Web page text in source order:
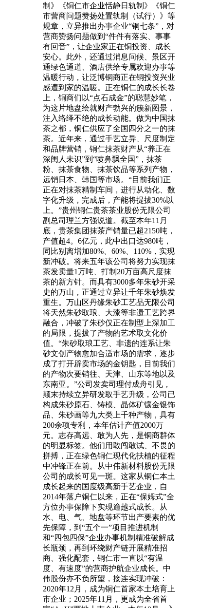
制》《铜仁市企业恬静日轨制》《铜仁
市营商问题赞扬处置轨制（试行）》等
规章，立异推出办事企业“铜七条”，对
营商赞扬问题做到“件件有落实、事事
有回音”，让企业家正在铜投资、成长
安心。此外，还通过消息问候、景区开
通绿色通道、酒店供给专属欢迎办事等
温暖行动，让泛博铜商正在铜投资兴业
感遭到家的温暖。正在铜仁的成长长卷
上，铜商们以“点石成金”的聪慧妙笔，
为这片地盘绘就财产勃兴的簇新图景，
注入络绎不绝的成长动能。做为中国抹
茶之都，铜仁供应了全国四分之一的抹
茶。近年来，通过手艺立异、尺度制定
和品牌营销，铜仁抹茶财产从“养正在
深闺人未识”到“喷鼻飘全国”，抹茶
粉、抹茶食物、抹茶饮品等系列产物，
远销日本、韩国等市场。“目前我们正
正在对抹茶精制车间，进行从动化、数
字化升级，完成后，产能将提拔30%以
上。”贵州铜仁贵茶茶业股份无限公司
副总司理兰方强说道。截至本年11月
底，贵茶集团抹茶产销量已超2150吨，
产值超4。6亿元，此中出口达980吨，
同比别离增加80%、60%、110%，实现
新冲破。将来五年该公司将努力实现抹
茶发卖量1万吨、打制20万亩高尺度抹
茶的新方针。而具有3000多年朱砂开采
史的万山，正通过立异让千年朱砂焕发
重生。万山区丹缘朱砂工艺品无限公司
将天然朱砂取琅、大漆等非遗工艺跨界
融合，冲破了朱砂仅正在制型上深加工
的局限，提拔了产物的艺术取文化价
值。“朱砂取琅工艺、非遗的连系让朱
砂文创产物愈加合适市场的需求，逐步
成了打开辟卖市场的金钥匙，目前我们
的产物次要销往、天津、山东等地以及
东南亚。”公司发卖司理付成舟引见，
颠末持续立异研发取手艺升级，公司已
构成朱砂原石、铸模、晶体矿镶金银饰
品、朱砂画等九大类上千种产物，具有
200余项专利，本年估计产值2000万
元。志存高远、敢为人先，是铜商群体
的明显标签。他们用敢闯敢试、不畏的
拼搏，正在绿色铜仁现代化扶植的征程
中冲锋正在前。从中伟新材料股份无限
公司的成长可见一斑。这家从铜仁本土
成长起来的国度级高新手艺企业，自
2014年落户铜仁以来，正在“保姆式”全
方位办事保障下实现逾越式成长。从
水、电、气、地盘等环节出产要素的优
先保障，到“五个一”项目推进机制
和“四包四保”企业办事机制精准破解成
长瓶颈，再到环绕财产链开展精准招
商、强化配套，铜仁市一直以“有温
度、有速度”的营商护航企业成长。中
伟股份亦不负所望，接连实现冲破：
2020年12月，成为铜仁首家本土培育上
市企业；2025年11月，更成为全省首